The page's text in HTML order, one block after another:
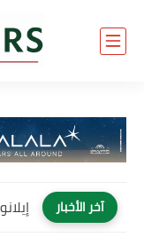
آخر الأخبار